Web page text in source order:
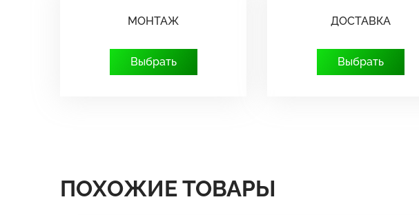
МОНТАЖ
Выбрать
ДОСТАВКА
Выбрать
ПОХОЖИЕ ТОВАРЫ